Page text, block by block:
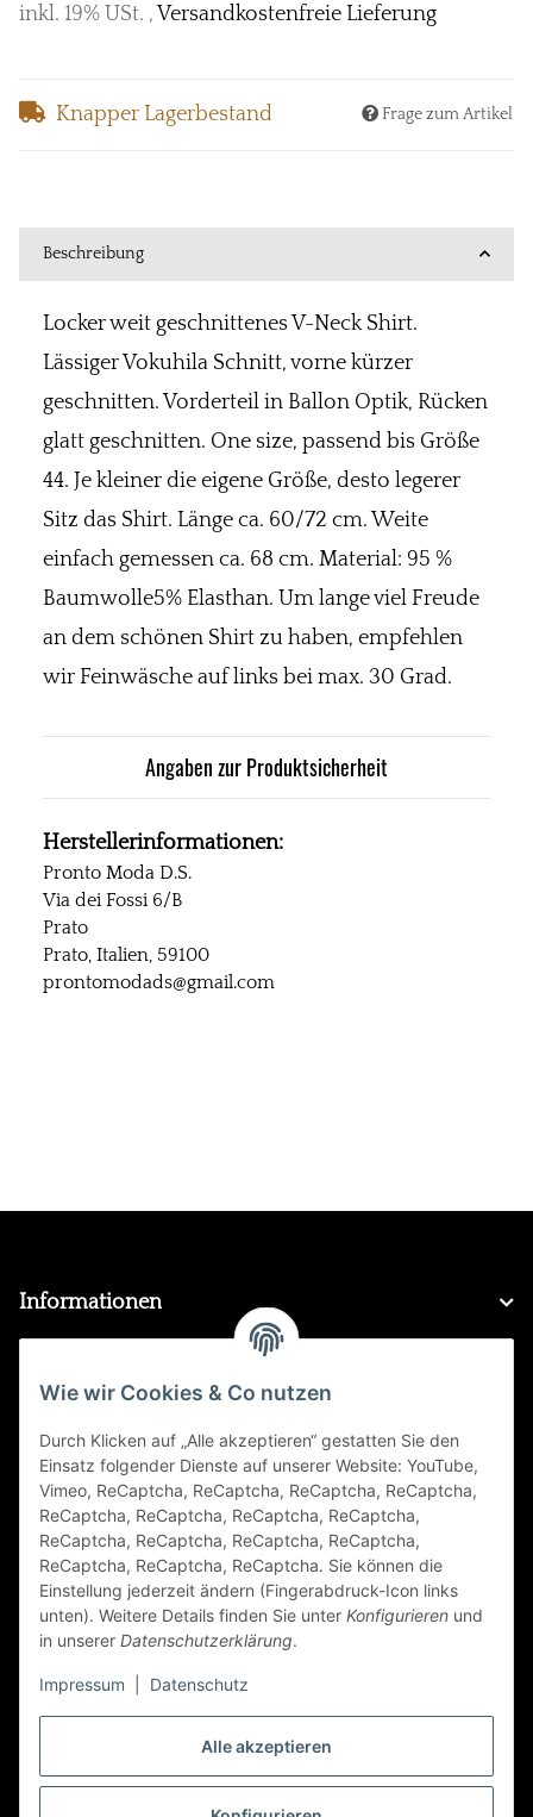
Alle akzeptieren
Wie wir Cookies & Co nutzen
Durch Klicken auf „Alle akzeptieren“ gestatten Sie den
Einsatz folgender Dienste auf unserer Website: YouTube,
Vimeo, ReCaptcha, ReCaptcha, ReCaptcha, ReCaptcha,
ReCaptcha, ReCaptcha, ReCaptcha, ReCaptcha,
ReCaptcha, ReCaptcha, ReCaptcha, ReCaptcha,
ReCaptcha, ReCaptcha, ReCaptcha. Sie können die
Einstellung jederzeit ändern (Fingerabdruck-Icon links
unten). Weitere Details finden Sie unter Konfigurieren und
in unserer Datenschutzerklärung.
Impressum Datenschutz
inkl. 19% USt. ,Versandkostenfreie Lieferung
Knapper Lagerbestand Frage zum Artikel
Beschreibung
Locker weit geschnittenes V-Neck Shirt.
Lässiger Vokuhila Schnitt, vorne kürzer
geschnitten. Vorderteil in Ballon Optik, Rücken
glatt geschnitten. One size, passend bis Größe
44. Je kleiner die eigene Größe, desto legerer
Sitz das Shirt. Länge ca. 60/72 cm. Weite
einfach gemessen ca. 68 cm. Material: 95 %
Baumwolle5% Elasthan. Um lange viel Freude
an dem schönen Shirt zu haben, empfehlen
wir Feinwäsche auf links bei max. 30 Grad.
Angaben zur Produktsicherheit
Herstellerinformationen:
Pronto Moda D.S.
Via dei Fossi 6/B
Prato
Prato, Italien, 59100
prontomodads@gmail.com
Informationen
FAQ
Zahlungsarten
Folge Uns